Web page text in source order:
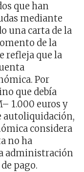
que han
mediante
una carta de la
de la
refleja que la
Por
que debía
1.000 euros y
autoliquidación,
considera
no ha
administración
pago.